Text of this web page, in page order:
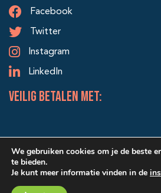
Facebook
Twitter
Instagram
LinkedIn
veilig betalen met:
© 2026 Alle rechten voorbehouden
We gebruiken cookies om je de beste
te bieden.
Je kunt meer informatie vinden in de